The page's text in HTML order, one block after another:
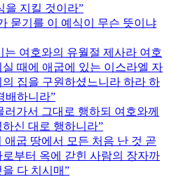
을 지킬 것이라
묻기를 이 예식이 무슨 뜻이냐
는 여호와의 유월절 제사라 여호
때에 애굽에 있는 이스라엘 자
집을 구원하셨느니라 하라 하
배하니라
러가서 그대로 행하되 여호와께
신 대로 행하니라
애굽 땅에서 모든 처음 난 것 곧
부터 옥에 갇힌 사람의 장자까
다 치시매